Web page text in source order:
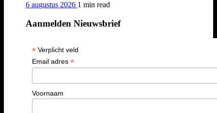
6 augustus 2026 1 min read
Aanmelden Nieuwsbrief
*Verplicht veld
Email adres *
Voornaam